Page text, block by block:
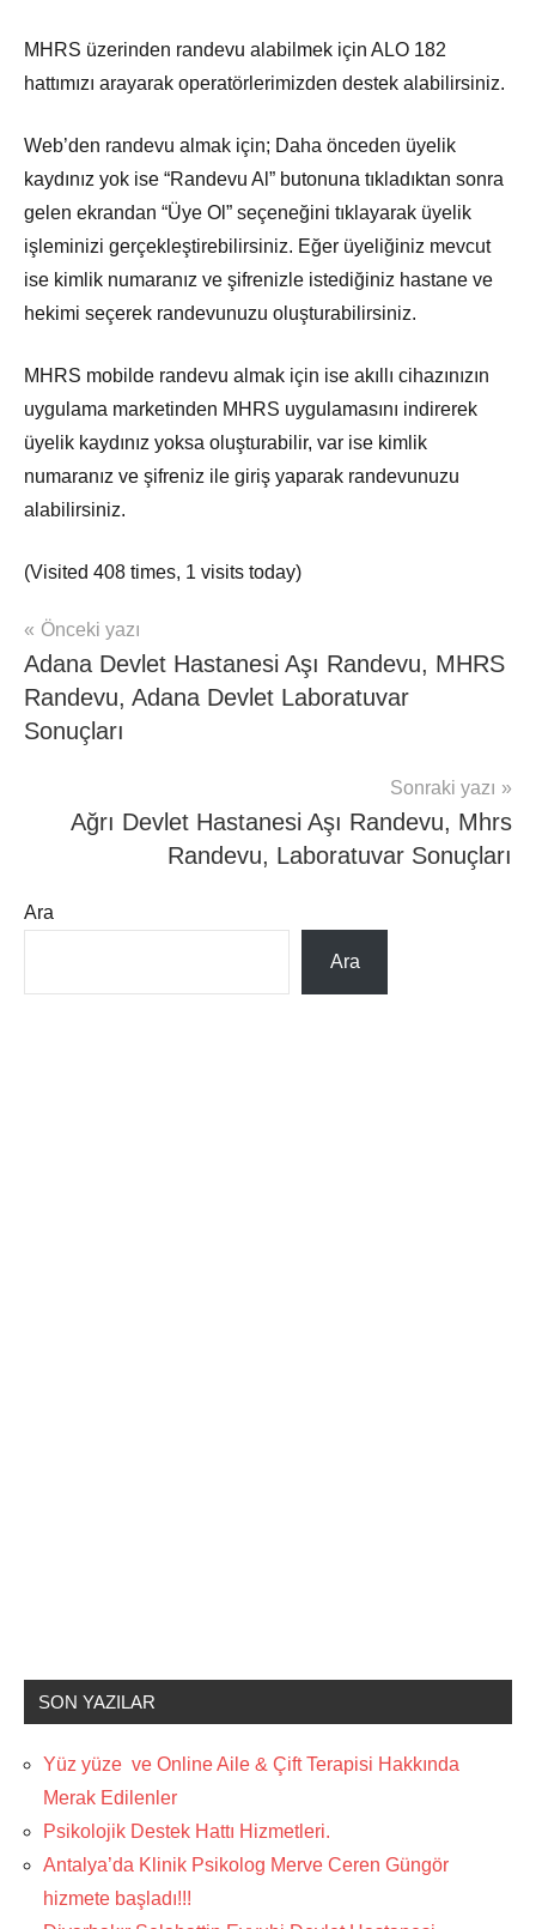
MHRS üzerinden randevu alabilmek için ALO 182
hattımızı arayarak operatörlerimizden destek alabilirsiniz.
Web’den randevu almak için; Daha önceden üyelik
kaydınız yok ise “Randevu Al” butonuna tıkladıktan sonra
gelen ekrandan “Üye Ol” seçeneğini tıklayarak üyelik
işleminizi gerçekleştirebilirsiniz. Eğer üyeliğiniz mevcut
ise kimlik numaranız ve şifrenizle istediğiniz hastane ve
hekimi seçerek randevunuzu oluşturabilirsiniz.
MHRS mobilde randevu almak için ise akıllı cihazınızın
uygulama marketinden MHRS uygulamasını indirerek
üyelik kaydınız yoksa oluşturabilir, var ise kimlik
numaranız ve şifreniz ile giriş yaparak randevunuzu
alabilirsiniz.
(Visited 408 times, 1 visits today)
mhrs
Yazı
gezinmesi
Önceki yazı
Adana Devlet Hastanesi Aşı Randevu, MHRS
Randevu, Adana Devlet Laboratuvar
Sonuçları
Sonraki yazı
Ağrı Devlet Hastanesi Aşı Randevu, Mhrs
Randevu, Laboratuvar Sonuçları
Ara
Ara
SON YAZILAR
Yüz yüze ve Online Aile & Çift Terapisi Hakkında
Merak Edilenler
Psikolojik Destek Hattı Hizmetleri.
Antalya’da Klinik Psikolog Merve Ceren Güngör
hizmete başladı!!!